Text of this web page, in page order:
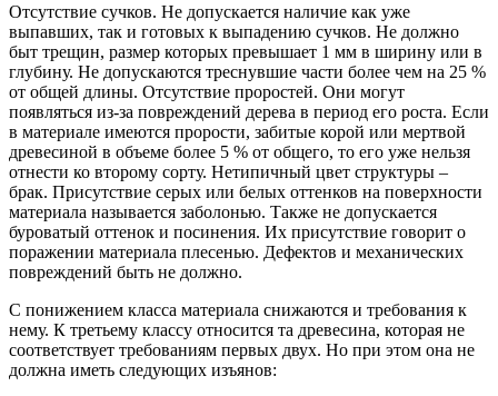
Отсутствие сучков. Не допускается наличие как уже
выпавших, так и готовых к выпадению сучков. Не должно
быт трещин, размер которых превышает 1 мм в ширину или в
глубину. Не допускаются треснувшие части более чем на 25 %
от общей длины. Отсутствие проростей. Они могут
появляться из-за повреждений дерева в период его роста. Если
в материале имеются прорости, забитые корой или мертвой
древесиной в объеме более 5 % от общего, то его уже нельзя
отнести ко второму сорту. Нетипичный цвет структуры –
брак. Присутствие серых или белых оттенков на поверхности
материала называется заболонью. Также не допускается
буроватый оттенок и посинения. Их присутствие говорит о
поражении материала плесенью. Дефектов и механических
повреждений быть не должно.
С понижением класса материала снижаются и требования к
нему. К третьему классу относится та древесина, которая не
соответствует требованиям первых двух. Но при этом она не
должна иметь следующих изъянов: